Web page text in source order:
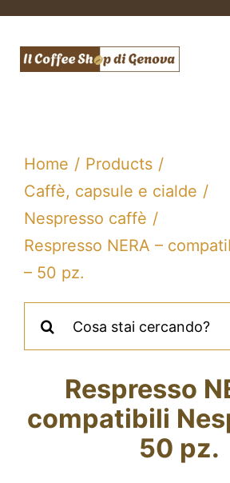
contenuto
Te e tisane
Filtri acqua e gasatori
Assistenza tecnica
Fidelity Card
CERCA
PER:
Home
Products
Caffè, capsule e cialde
Nespresso caffè
Respresso NERA –
– 50 pz.
per:
Respresso
compatibili
50 pz.